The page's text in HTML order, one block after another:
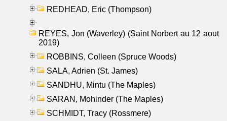
REDHEAD, Eric (Thompson)
REYES, Jon (Waverley) (Saint Norbert au 12 aout
2019)
ROBBINS, Colleen (Spruce Woods)
SALA, Adrien (St. James)
SANDHU, Mintu (The Maples)
SARAN, Mohinder (The Maples)
SCHMIDT, Tracy (Rossmere)